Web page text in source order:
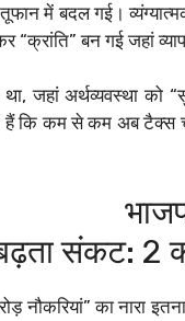
में बदल गई।
बन गई जहां
जहां अर्थव्यवस्था को
कि कम से कम अब टैक्स
संकट: 2
नौकरियां” का नारा